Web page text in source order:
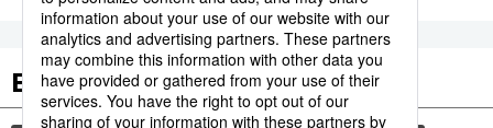
Etiquetas destacadas